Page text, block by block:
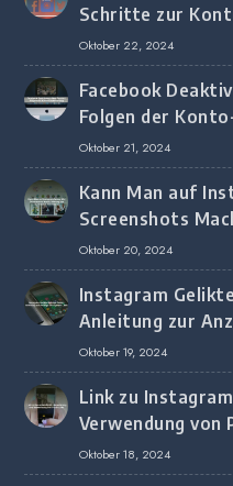
Schritte zur
Browser
Oktober 22, 2024
Facebook
Folgen der
Oktober 21, 2024
Kann Man auf
Screenshots
Screenshot-
Oktober 20, 2024
Instagram
Anleitung zur
Oktober 19, 2024
Link zu
Verwendung von
Oktober 18, 2024